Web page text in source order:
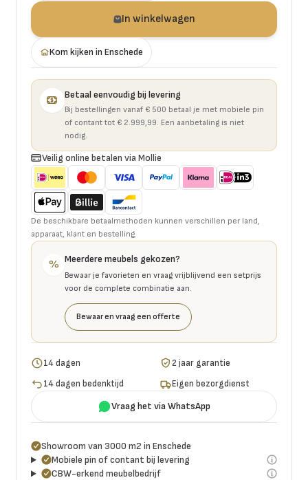
In winkelwagen
Kom kijken in Enschede
Betaal eenvoudig bij levering
Bij bestellingen vanaf € 500 betaal je met mobiele pin
of contant tot € 2.999,99. Een aanbetaling is niet
nodig.
Veilig online betalen via Mollie
De beschikbare betaalmethoden kunnen verschillen per land,
apparaat, klant en bestelling.
% Meerdere meubels gekozen?
Bewaar je favorieten en vraag vrijblijvend een setprijs
voor de complete combinatie aan.
Bewaar en vraag een offerte
14 dagen
2 jaar garantie
14 dagen bedenktijd
Eigen bezorgdienst
Vraag het via WhatsApp
Showroom van 3000 m2 in Enschede
Mobiele pin of contant bij levering
CBW-erkend meubelbedrijf